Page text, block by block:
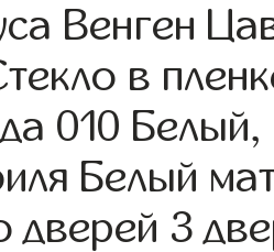
Венген
в
010
Белый
дверей 3